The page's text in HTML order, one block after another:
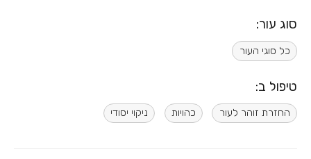
סוג עור:
כל סוגי העור
טיפול ב:
החזרת זוהר לעור כהויות ניקוי יסודי